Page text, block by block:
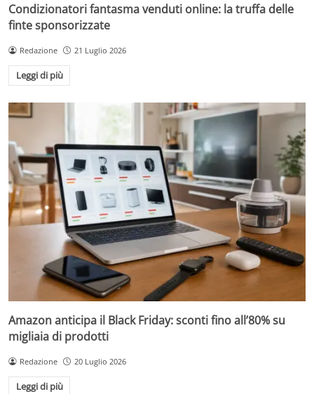
Condizionatori fantasma venduti online: la truffa delle
finte sponsorizzate
Redazione 21 Luglio 2026
Leggi di più
Amazon anticipa il Black Friday: sconti fino all’80% su
migliaia di prodotti
Redazione 20 Luglio 2026
Leggi di più